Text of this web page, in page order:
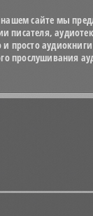
сайте мы
просто аудиокниги
прослушивания